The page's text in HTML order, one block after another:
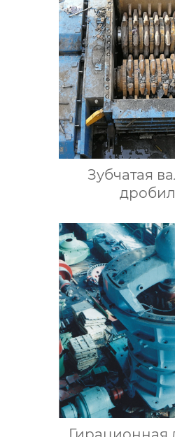
Зубчатая